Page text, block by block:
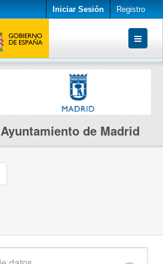
Iniciar Sesión Registro
Ayuntamiento de Madrid